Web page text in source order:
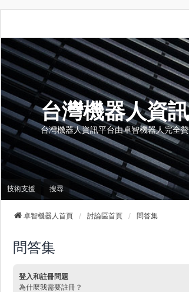
台灣機器人資
台灣機器人資訊平台由卓智機器人完全
技術支援 搜尋
卓智機器人首頁 討論區首頁 問答集
問答集
登入和註冊問題
為什麼我需要註冊？